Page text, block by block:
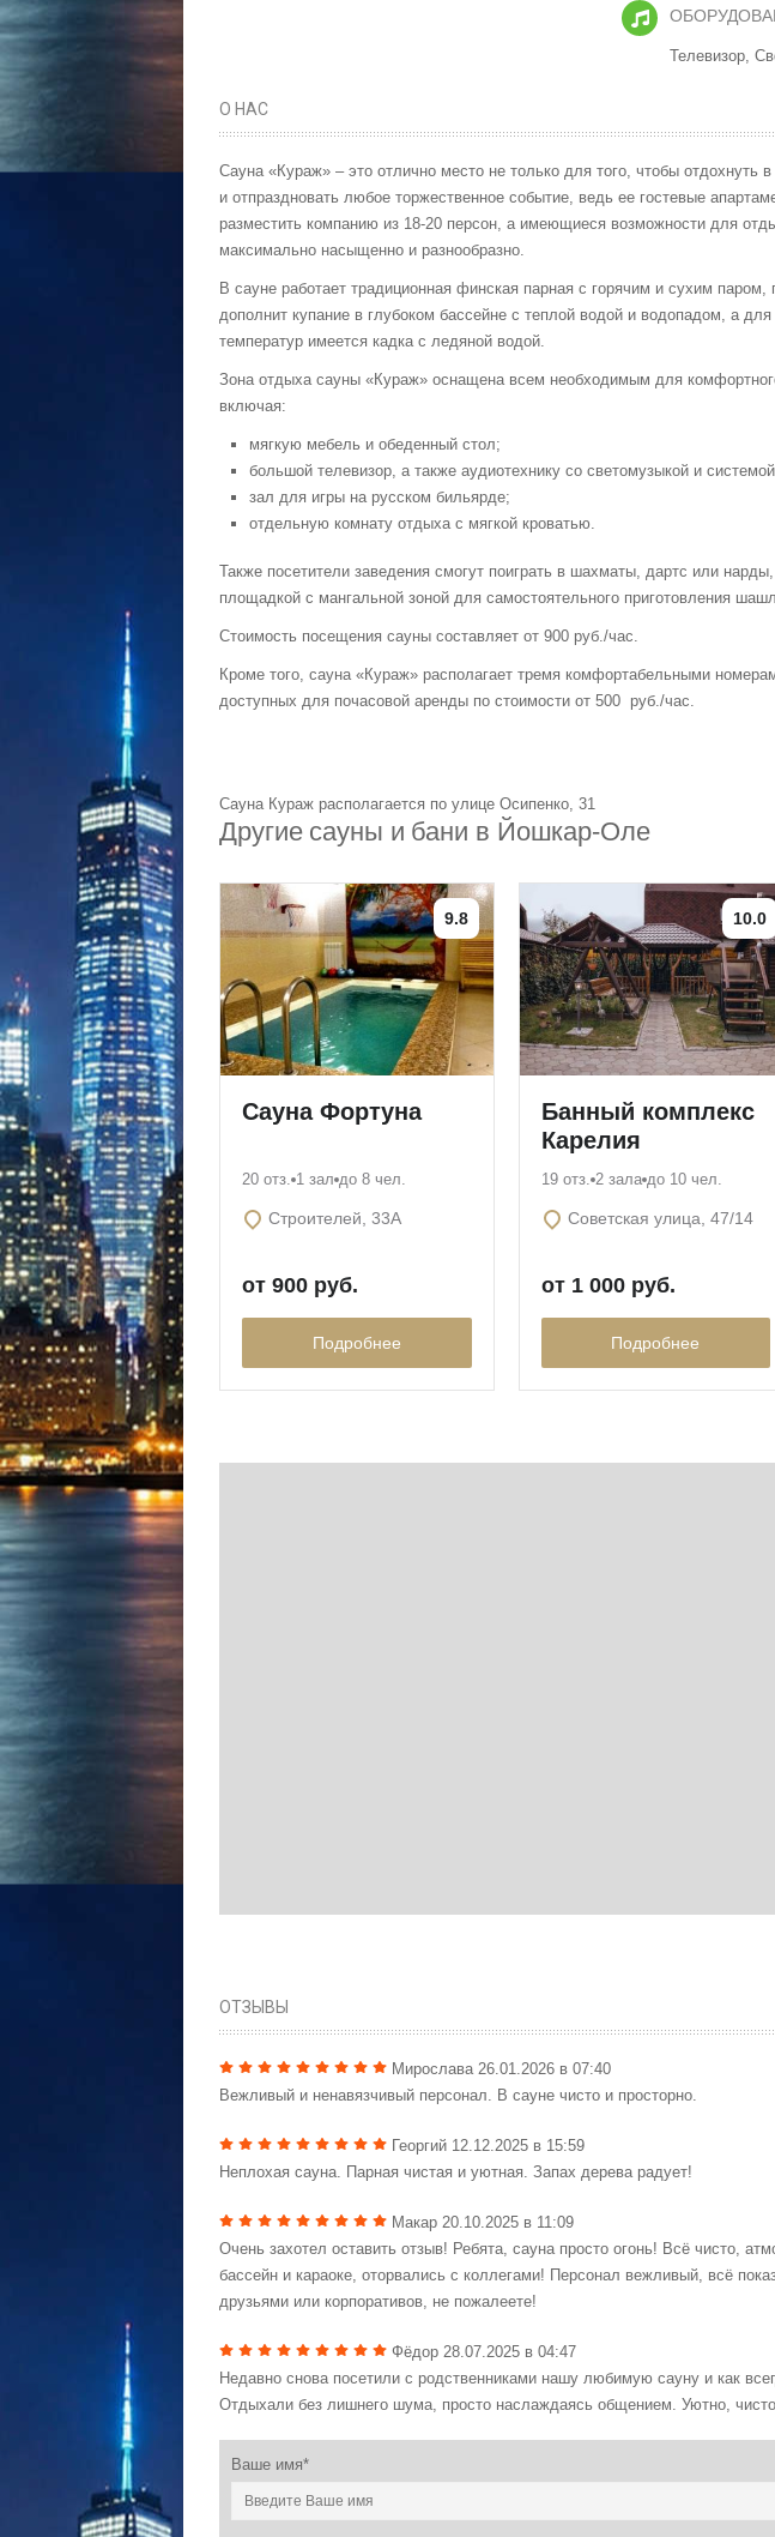
Телевизор,
О НАС
Сауна «Кураж» – это отлично место не только для того, чтобы отдохнуть
и отпраздновать любое торжественное событие, ведь ее гостевые
разместить компанию из 18-20 персон, а имеющиеся возможности для
максимально насыщенно и разнообразно.
В сауне работает традиционная финская парная с горячим и сухим паром,
дополнит купание в глубоком бассейне с теплой водой и водопадом, а
температур имеется кадка с ледяной водой.
Зона отдыха сауны «Кураж» оснащена всем необходимым для
включая:
мягкую мебель и обеденный стол;
большой телевизор, а также аудиотехнику со светомузыкой и
зал для игры на русском бильярде;
отдельную комнату отдыха с мягкой кроватью.
Также посетители заведения смогут поиграть в шахматы, дартс или
площадкой с мангальной зоной для самостоятельного приготовления
Стоимость посещения сауны составляет от 900 руб./час.
Кроме того, сауна «Кураж» располагает тремя комфортабельными
доступных для почасовой аренды по стоимости от 500 руб./час.
Сауна Кураж располагается по улице Осипенко, 31
Другие сауны и бани в Йошкар-Оле
9.8
Сауна Фортуна
20 отз. 1 зал до 8 чел.
Строителей, 33А
от 900 руб.
Подробнее
10.0
Банный комплекс
Карелия
19 отз. 2 зала до 10 чел.
Советская улица, 47/14
от 1 000 руб.
Подробнее
ОТЗЫВЫ
Мирослава 26.01.2026 в 07:40
Вежливый и ненавязчивый персонал. В сауне чисто и просторно.
Георгий 12.12.2025 в 15:59
Неплохая сауна. Парная чистая и уютная. Запах дерева радует!
Макар 20.10.2025 в 11:09
Очень захотел оставить отзыв! Ребята, сауна просто огонь! Всё чисто,
бассейн и караоке, оторвались с коллегами! Персонал вежливый, всё
друзьями или корпоративов, не пожалеете!
Фёдор 28.07.2025 в 04:47
Недавно снова посетили с родственниками нашу любимую сауну и как
Отдыхали без лишнего шума, просто наслаждаясь общением. Уютно,
Отличное место для отдыха! Сауна просто супер, прогрелся как надо,
Ваше имя*